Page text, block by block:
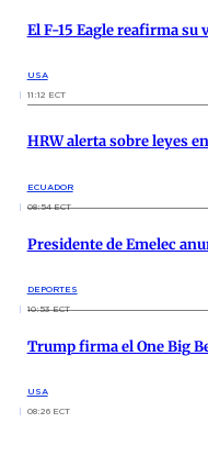
El F-15 Eagle reafirma su
USA
11:12 ECT
HRW alerta sobre leyes
ECUADOR
08:54 ECT
Presidente de Emelec
DEPORTES
10:53 ECT
Trump firma el One Big
USA
08:26 ECT